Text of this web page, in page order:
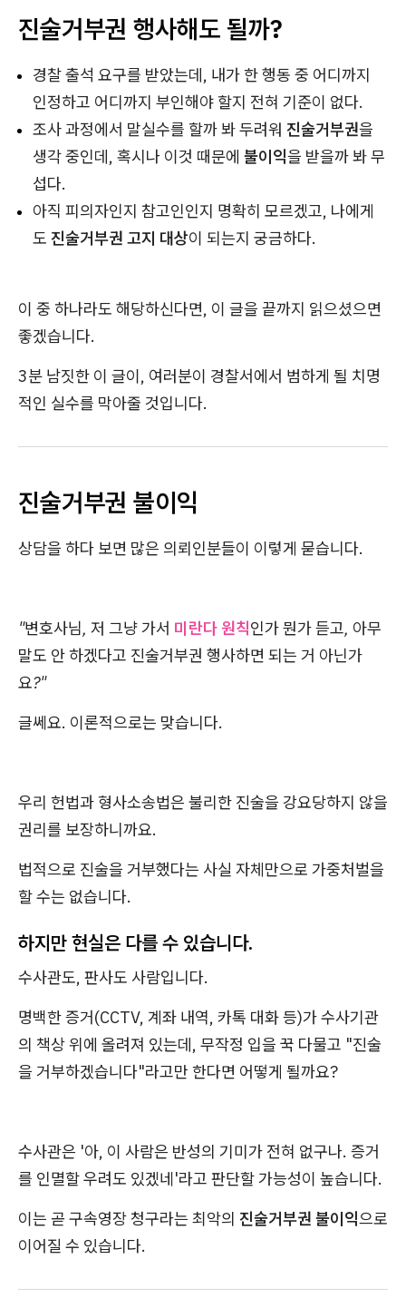
진술거부권 행사해도 될까?
경찰 출석 요구를 받았는데, 내가 한 행동 중 어디까지
인정하고 어디까지 부인해야 할지 전혀 기준이 없다.
조사 과정에서 말실수를 할까 봐 두려워 진술거부권을
생각 중인데, 혹시나 이것 때문에 불이익을 받을까 봐 무
섭다.
아직 피의자인지 참고인인지 명확히 모르겠고, 나에게
도 진술거부권 고지 대상이 되는지 궁금하다.
이 중 하나라도 해당하신다면, 이 글을 끝까지 읽으셨으면
좋겠습니다.
3분 남짓한 이 글이, 여러분이 경찰서에서 범하게 될 치명
적인 실수를 막아줄 것입니다.
진술거부권 불이익
상담을 하다 보면 많은 의뢰인분들이 이렇게 묻습니다.
"변호사님, 저 그냥 가서 미란다 원칙인가 뭔가 듣고, 아무
말도 안 하겠다고 진술거부권 행사하면 되는 거 아닌가
요?"
글쎄요. 이론적으로는 맞습니다.
우리 헌법과 형사소송법은 불리한 진술을 강요당하지 않을
권리를 보장하니까요.
법적으로 진술을 거부했다는 사실 자체만으로 가중처벌을
할 수는 없습니다.
하지만 현실은 다를 수 있습니다.
수사관도, 판사도 사람입니다.
명백한 증거(CCTV, 계좌 내역, 카톡 대화 등)가 수사기관
의 책상 위에 올려져 있는데, 무작정 입을 꾹 다물고 "진술
을 거부하겠습니다"라고만 한다면 어떻게 될까요?
수사관은 '아, 이 사람은 반성의 기미가 전혀 없구나. 증거
를 인멸할 우려도 있겠네'라고 판단할 가능성이 높습니다.
이는 곧 구속영장 청구라는 최악의 진술거부권 불이익으로
이어질 수 있습니다.